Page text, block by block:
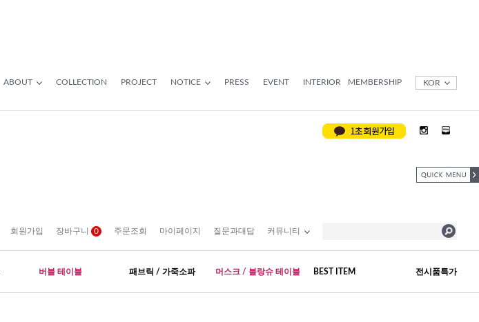
ABOUT COLLECTION PROJECT NOTICE PRESS EVENT INTERIOR MEMBERSHIP KOR
회원가입 장바구니 0 주문조회 마이페이지 질문과대답 커뮤니티
버블 테이블 패브릭 / 가죽소파 머스크 / 블랑슈 테이블 BEST ITEM 전시품특가